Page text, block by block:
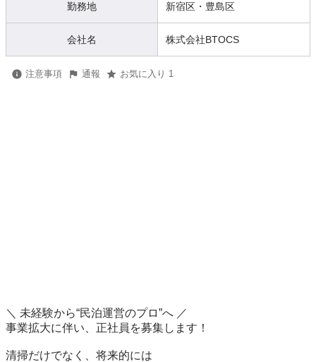
勤務地 新宿区・豊島区
会社名 株式会社BTOCS
注意事項 通報 お気に入り 1
＼ 未経験から“民泊運営のプロ”へ ／
事業拡大に伴い、正社員を募集します！
清掃だけでなく、将来的には